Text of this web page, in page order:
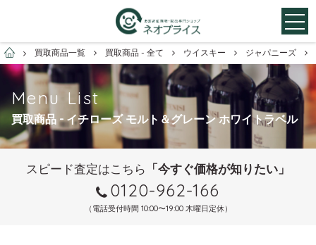
お酒買取専門店ネオプライス
買取商品一覧 買取商品 - 全て ウイスキー ジャパニーズ
Menu List
買取商品 - イチローズ モルト＆グレーン ホワイトラベル
スピード査定はこちら 「今すぐ価格が知りたい」
0120-962-166
（電話受付時間 10:00〜19:00 木曜日定休）